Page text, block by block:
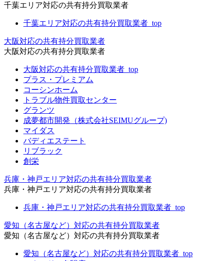
千葉エリア対応の共有持分買取業者
千葉エリア対応の共有持分買取業者_top
大阪対応の共有持分買取業者
大阪対応の共有持分買取業者
大阪対応の共有持分買取業者_top
プラス・プレミアム
コーシンホーム
トラブル物件買取センター
グランツ
成夢都市開発（株式会社SEIMUグループ)
マイダス
バディエステート
リブラック
創栄
兵庫・神戸エリア対応の共有持分買取業者
兵庫・神戸エリア対応の共有持分買取業者
兵庫・神戸エリア対応の共有持分買取業者_top
愛知（名古屋など）対応の共有持分買取業者
愛知（名古屋など）対応の共有持分買取業者
愛知（名古屋など）対応の共有持分買取業者_top